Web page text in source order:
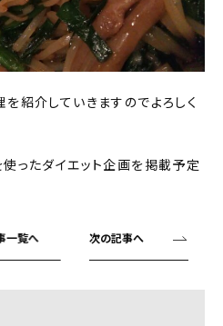
紹介していきますのでよろしく
ったダイエット企画を掲載予定
一覧へ 次の記事へ